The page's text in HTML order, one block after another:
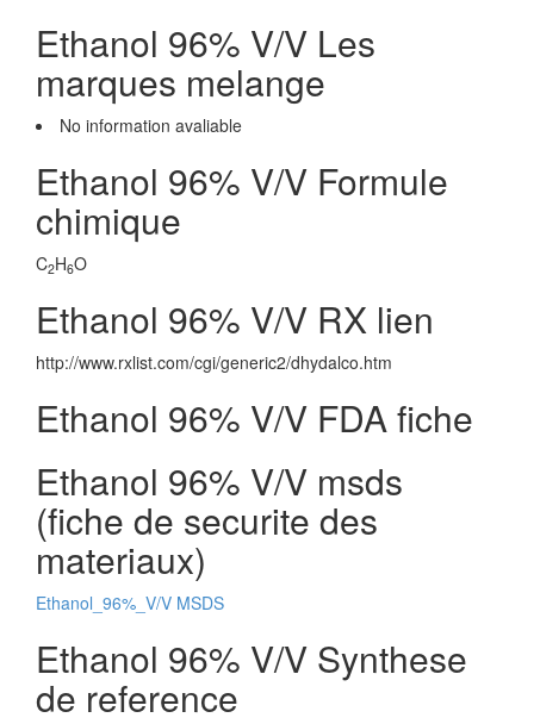
Ethanol 96% V/V Les
marques melange
No information avaliable
Ethanol 96% V/V Formule
chimique
C2H6O
Ethanol 96% V/V RX lien
http://www.rxlist.com/cgi/generic2/dhydalco.htm
Ethanol 96% V/V FDA fiche
Ethanol 96% V/V msds
(fiche de securite des
materiaux)
Ethanol_96%_V/V MSDS
Ethanol 96% V/V Synthese
de reference